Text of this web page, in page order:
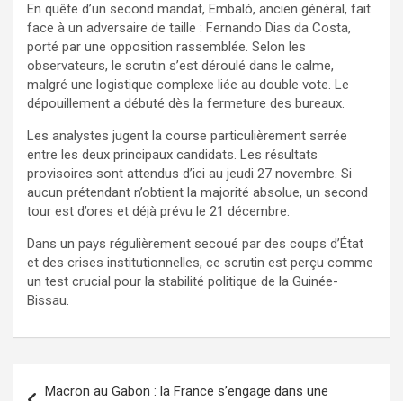
En quête d’un second mandat, Embaló, ancien général, fait
face à un adversaire de taille : Fernando Dias da Costa,
porté par une opposition rassemblée. Selon les
observateurs, le scrutin s’est déroulé dans le calme,
malgré une logistique complexe liée au double vote. Le
dépouillement a débuté dès la fermeture des bureaux.
Les analystes jugent la course particulièrement serrée
entre les deux principaux candidats. Les résultats
provisoires sont attendus d’ici au jeudi 27 novembre. Si
aucun prétendant n’obtient la majorité absolue, un second
tour est d’ores et déjà prévu le 21 décembre.
Dans un pays régulièrement secoué par des coups d’État
et des crises institutionnelles, ce scrutin est perçu comme
un test crucial pour la stabilité politique de la Guinée-
Bissau.
Macron au Gabon : la France s’engage dans une